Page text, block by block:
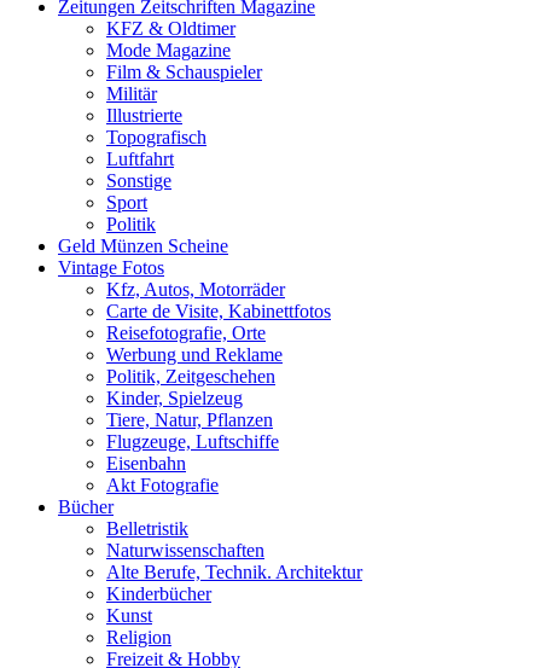
Zeitungen Zeitschriften Magazine
KFZ & Oldtimer
Mode Magazine
Film & Schauspieler
Militär
Illustrierte
Topografisch
Luftfahrt
Sonstige
Sport
Politik
Geld Münzen Scheine
Vintage Fotos
Kfz, Autos, Motorräder
Carte de Visite, Kabinettfotos
Reisefotografie, Orte
Werbung und Reklame
Politik, Zeitgeschehen
Kinder, Spielzeug
Tiere, Natur, Pflanzen
Flugzeuge, Luftschiffe
Eisenbahn
Akt Fotografie
Bücher
Belletristik
Naturwissenschaften
Alte Berufe, Technik. Architektur
Kinderbücher
Kunst
Religion
Freizeit & Hobby